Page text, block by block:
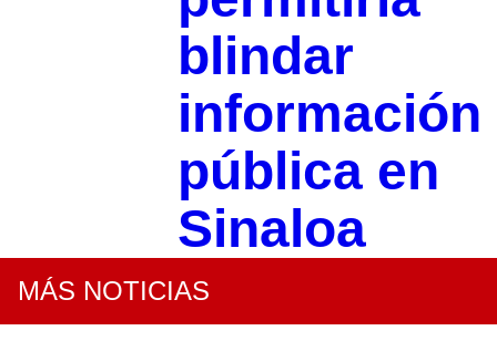
blindar
información
pública en
Sinaloa
MÁS NOTICIAS